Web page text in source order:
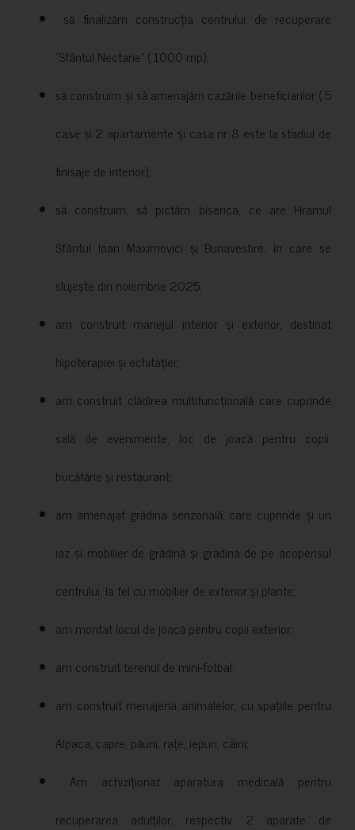
să finalizăm construcția centrului de recuperare
”Sfântul Nectarie” ( 1000 mp);
să construim și să amenajăm cazările beneficiarilor ( 5
case și 2 apartamente și casa nr 8 este la stadiul de
finisaje de interior);
să construim, să pictăm biserica, ce are Hramul
Sfântul Ioan Maximovici și Bunavestire, în care se
slujește din noiembrie 2025;
am construit manejul interior și exterior, destinat
hipoterapiei și echitației;
am construit clădirea multifuncțională care cuprinde
sală de evenimente, loc de joacă pentru copii,
bucătărie și restaurant;
am amenajat grădina senzorială, care cuprinde și un
iaz și mobilier de grădină și grădina de pe acoperisul
centrului, la fel cu mobilier de exterior și plante;
am montat locul de joacă pentru copii exterior;
am construit terenul de mini-fotbal;
am construit menajeria animalelor, cu spațiile pentru
Alpaca, capre, păuni, rațe, iepuri, câini;
Am achiziționat aparatura medicală pentru
recuperarea adulților, respectiv 2 aparate de